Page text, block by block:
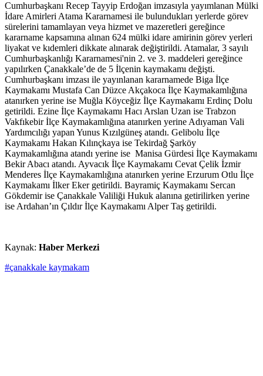
Cumhurbaşkanı Recep Tayyip Erdoğan imzasıyla yayımlanan Mülki
İdare Amirleri Atama Kararnamesi ile bulundukları yerlerde görev
sürelerini tamamlayan veya hizmet ve mazeretleri gereğince
kararname kapsamına alınan 624 mülki idare amirinin görev yerleri
liyakat ve kıdemleri dikkate alınarak değiştirildi. Atamalar, 3 sayılı
Cumhurbaşkanlığı Kararnamesi'nin 2. ve 3. maddeleri gereğince
yapılırken Çanakkale’de de 5 İlçenin kaymakamı değişti.
Cumhurbaşkanı imzası ile yayınlanan kararnamede Biga İlçe
Kaymakamı Mustafa Can Düzce Akçakoca İlçe Kaymakamlığına
atanırken yerine ise Muğla Köyceğiz İlçe Kaymakamı Erdinç Dolu
getirildi. Ezine İlçe Kaymakamı Hacı Arslan Uzan ise Trabzon
Vakfıkebir İlçe Kaymakamlığına atanırken yerine Adıyaman Vali
Yardımcılığı yapan Yunus Kızılgüneş atandı. Gelibolu İlçe
Kaymakamı Hakan Kılınçkaya ise Tekirdağ Şarköy
Kaymakamlığına atandı yerine ise Manisa Gürdesi İlçe Kaymakamı
Bekir Abacı atandı. Ayvacık İlçe Kaymakamı Cevat Çelik İzmir
Menderes İlçe Kaymakamlığına atanırken yerine Erzurum Otlu İlçe
Kaymakamı İlker Eker getirildi. Bayramiç Kaymakamı Sercan
Gökdemir ise Çanakkale Valiliği Hukuk alanına getirilirken yerine
ise Ardahan’ın Çıldır İlçe Kaymakamı Alper Taş getirildi.
Kaynak: Haber Merkezi
#çanakkale kaymakam